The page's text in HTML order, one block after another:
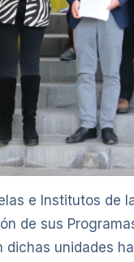
e Institutos de
de sus
dichas unidades